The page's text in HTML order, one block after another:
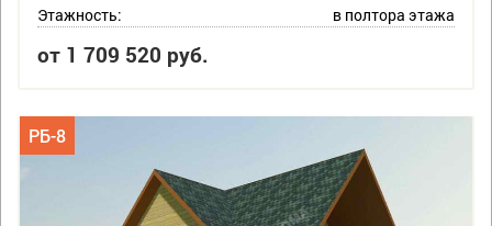
Этажность: в полтора этажа
от 1 709 520 руб.
РБ-8